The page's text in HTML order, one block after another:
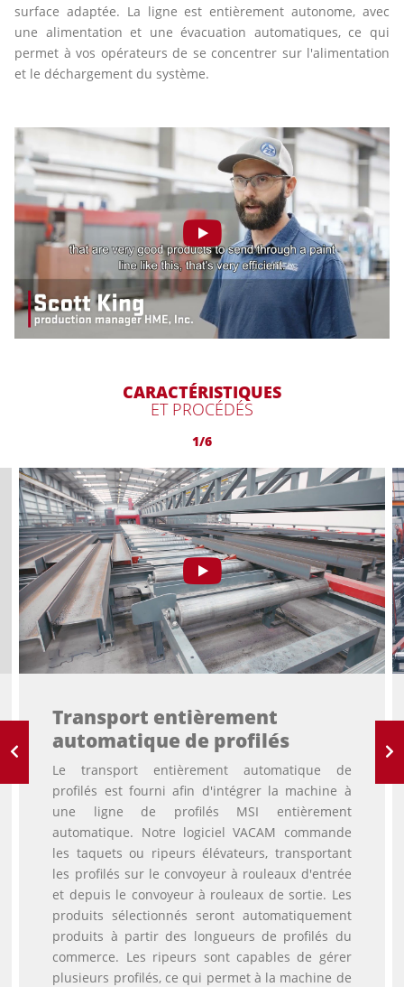
surface adaptée. La ligne est entièrement autonome, avec
une alimentation et une évacuation automatiques, ce qui
permet à vos opérateurs de se concentrer sur l'alimentation
et le déchargement du système.
CARACTÉRISTIQUES
ET PROCÉDÉS
1/6
Transport entièrement
automatique de profilés
Le transport entièrement automatique de
profilés est fourni afin d'intégrer la machine à
une ligne de profilés MSI entièrement
automatique. Notre logiciel VACAM commande
les taquets ou ripeurs élévateurs, transportant
les profilés sur le convoyeur à rouleaux d'entrée
et depuis le convoyeur à rouleaux de sortie. Les
produits sélectionnés seront automatiquement
produits à partir des longueurs de profilés du
commerce. Les ripeurs sont capables de gérer
plusieurs profilés, ce qui permet à la machine de